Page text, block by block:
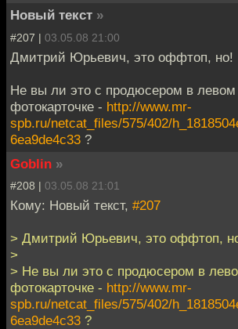
Новый текст »
#207 | 03.05.08 21:00
Дмитрий Юрьевич, это оффтоп, но!
Не вы ли это с продюсером в левом
фотокарточке - http://www.mr-
spb.ru/netcat_files/575/402/
6ea9de4c33 ?
Goblin »
#208 | 03.05.08 21:01
Кому: Новый текст, #207
> Дмитрий Юрьевич, это оффтоп,
>
> Не вы ли это с продюсером в
фотокарточке - http://www.mr-
spb.ru/netcat_files/575/402/
6ea9de4c33 ?